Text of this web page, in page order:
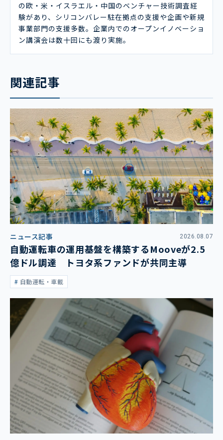
の欧・米・イスラエル・中国のベンチャー技術調査経
験があり、シリコンバレー駐在拠点の支援や企画や新規
事業部門の支援多数。企業内でのオープンイノベーショ
ン講演会は数十回にも渡り実施。
関連記事
ニュース記事 2026.08.07
自動運転車の運用基盤を構築するMooveが2.5
億ドル調達 トヨタ系ファンドが共同主導
自動運転・車載